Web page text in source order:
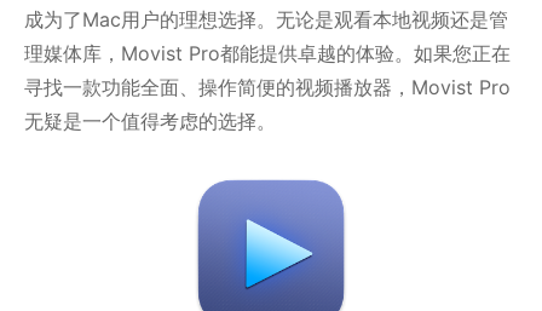
成为了Mac用户的理想选择。无论是观看本地视频还是管
理媒体库，Movist Pro都能提供卓越的体验。如果您正在
寻找一款功能全面、操作简便的视频播放器，Movist Pro
无疑是一个值得考虑的选择。